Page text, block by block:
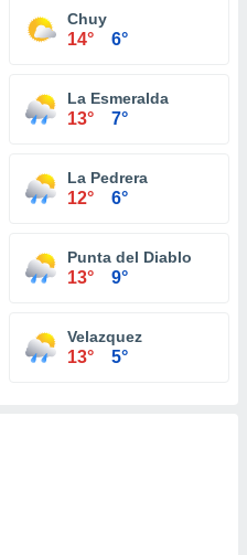
Chuy
14° 6°
La Esmeralda
13° 7°
La Pedrera
12° 6°
Punta del Diablo
13° 9°
Velazquez
13° 5°